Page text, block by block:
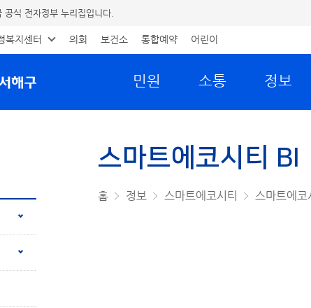
공식 전자정부 누리집입니다.
복지센터 의회 보건소 통합예약 어린이
민원 소통 정보
스마트에코시티 BI
홈 정보 스마트에코시티 스마트에코